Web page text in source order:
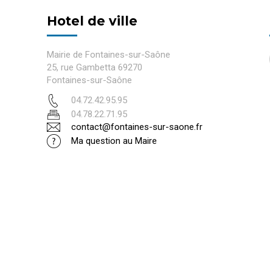
Hotel de ville
Mairie de Fontaines-sur-Saône
25, rue Gambetta 69270
Fontaines-sur-Saône
04.72.42.95.95
04.78.22.71.95
contact@fontaines-sur-saone.fr
Ma question au Maire